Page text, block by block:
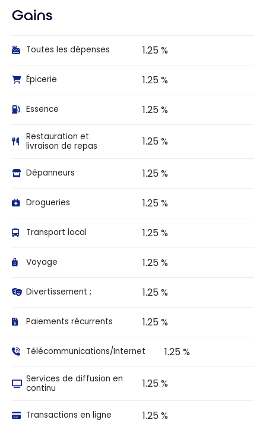
Gains
Toutes les dépenses 1.25 %
Épicerie 1.25 %
Essence 1.25 %
Restauration et
livraison de repas
1.25 %
Dépanneurs 1.25 %
Drogueries 1.25 %
Transport local 1.25 %
Voyage 1.25 %
Divertissement ; 1.25 %
Paiements récurrents 1.25 %
Télécommunications/Internet 1.25 %
Services de diffusion en
continu
1.25 %
Transactions en ligne 1.25 %